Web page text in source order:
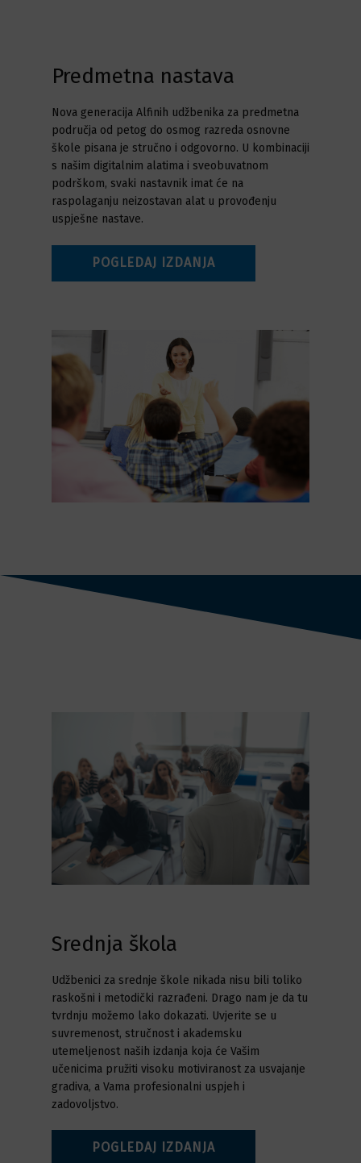
Predmetna nastava
Nova generacija Alfinih udžbenika za predmetna
područja od petog do osmog razreda osnovne
škole pisana je stručno i odgovorno. U kombinaciji
s našim digitalnim alatima i sveobuvatnom
podrškom, svaki nastavnik imat će na
raspolaganju neizostavan alat u provođenju
uspješne nastave.
POGLEDAJ IZDANJA
Srednja škola
Udžbenici za srednje škole nikada nisu bili toliko
raskošni i metodički razrađeni. Drago nam je da tu
tvrdnju možemo lako dokazati. Uvjerite se u
suvremenost, stručnost i akademsku
utemeljenost naših izdanja koja će Vašim
učenicima pružiti visoku motiviranost za usvajanje
gradiva, a Vama profesionalni uspjeh i
zadovoljstvo.
POGLEDAJ IZDANJA